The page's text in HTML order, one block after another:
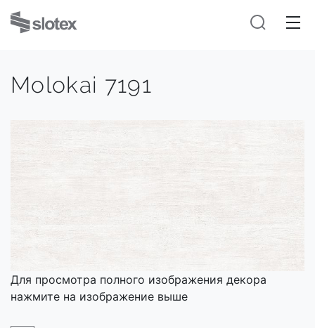
Molokai 7191
Для просмотра полного изображения декора
нажмите на изображение выше